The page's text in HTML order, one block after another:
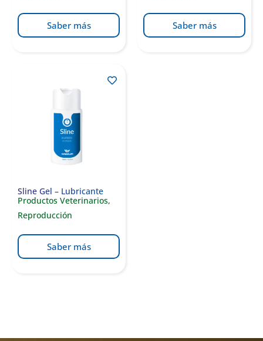
Saber más Saber más
Sline Gel – Lubricante
Productos Veterinarios,
Reproducción
Saber más